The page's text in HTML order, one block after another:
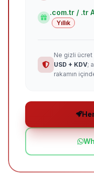
.com.tr / .tr
Yıllık
Ne gizli ücret
USD + KDV;
rakamın